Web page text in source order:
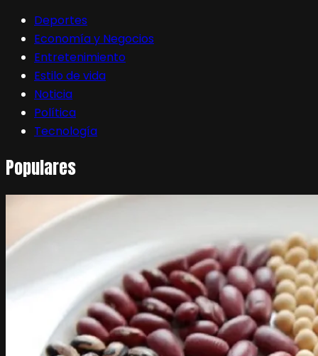
Deportes
Economía y Negocios
Entretenimiento
Estilo de vida
Noticia
Política
Tecnología
Populares